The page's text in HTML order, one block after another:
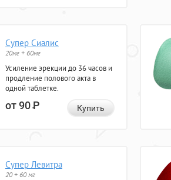
Супер Сиалис
20мг + 60мг
Усиление эрекции до 36 часов и
продление полового акта в
одной таблетке.
от 90Р Купить
Супер Левитра
20 + 60 мг